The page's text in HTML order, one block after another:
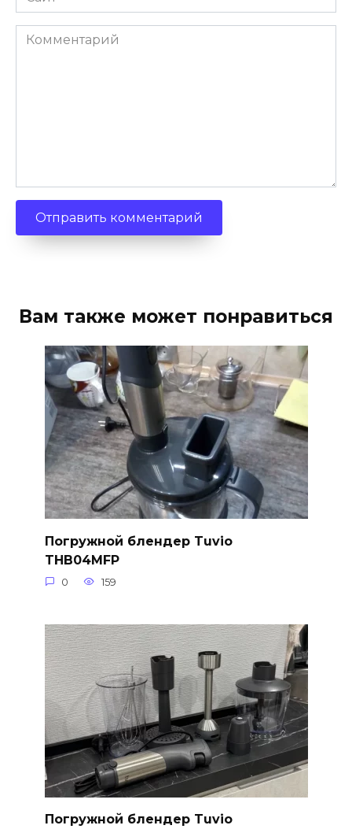
Комментарий
Вам также может понравиться
Погружной блендер Tuvio
THB04MFP
0 159
Погружной блендер Tuvio